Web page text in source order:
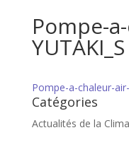
Pompe-
YUTAKI_S
Pompe-a-chaleur-
Catégories
Actualités de la